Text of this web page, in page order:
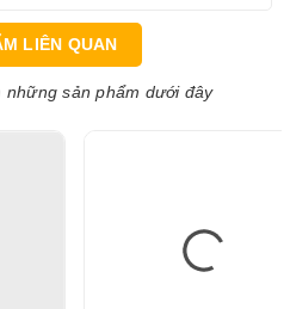
LIÊN QUAN
những sản phẩm dưới đây